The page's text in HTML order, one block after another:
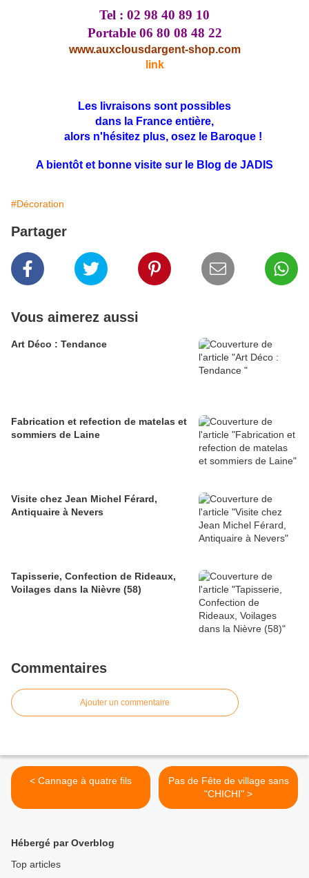
Tel : 02 98 40 89 10
Portable 06 80 08 48 22
www.auxclousdargent-shop.com
link
Les livraisons sont possibles
dans la France entière,
alors n'hésitez plus, osez le Baroque !
A bientôt et bonne visite sur le Blog de JADIS
#Décoration
Partager
Vous aimerez aussi
Art Déco : Tendance
Fabrication et refection de matelas et
sommiers de Laine
Visite chez Jean Michel Férard,
Antiquaire à Nevers
Tapisserie, Confection de Rideaux,
Voilages dans la Nièvre (58)
Commentaires
Ajouter un commentaire
< Cannage à quatre fils
Pas de Fête de village sans
"CHICHI" >
Hébergé par Overblog
Top articles